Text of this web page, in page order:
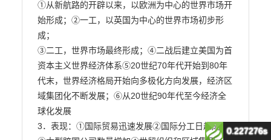
0.227276s